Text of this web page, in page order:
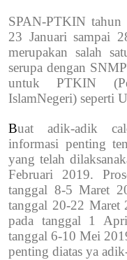
SPAN-PTKIN tahun
23 Januari sampai
merupakan salah
serupa dengan
untuk PTKIN
IslamNegeri) seperti
Buat adik-adik
informasi penting
yang telah
Februari 2019.
tanggal 8-5 Maret
tanggal 20-22 Maret
pada tanggal 1
tanggal 6-10 Mei
penting diatas ya